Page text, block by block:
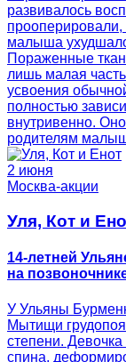
развивалось
прооперировали,
малыша
Пораженные
лишь малая
усвоения
полностью
внутривенно.
родителям
2 июня
Москва-акции
Уля, Кот и
14-летней
на
У Ульяны
Мытищи
степени.
спина,